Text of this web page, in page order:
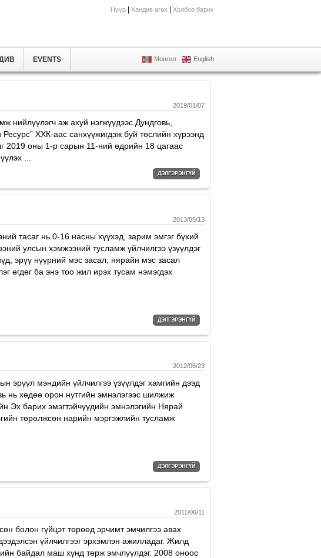
Монгол English
Нүүр Хандив өгөх Холбоо барих
EVENTS
2019/01/07
аж ахуй нэгжүүдээс Дундговь,
ХХК-аас санхүүжигдэж буй төслийн хүрээнд
2019 оны 1-р сарын 11-ний өдрийн 18 цагаас
...
ДЭЛГЭРЭНГҮЙ
2013/05/13
тасаг нь 0-16 насны хүүхэд, зарим эмгэг бүхий
улсын хэмжээний тусламж үйлчилгээ үзүүлдэг
эрүү нүүрний мэс засал, нярайн мэс засал
өгдөг ба энэ тоо жил ирэх тусам нэмэгдэх
ДЭЛГЭРЭНГҮЙ
2012/06/23
мэндийн үйлчилгээ үзүүлдэг хамгийн дээд
нь хөдөө орон нутгийн эмнэлэгээс шилжиж
Эх барих эмэгтэйчүүдийн эмнэлэгийн Нярай
төрөлжсөн нарийн мэргэжлийн тусламж
ДЭЛГЭРЭНГҮЙ
2011/06/11
болон гүйцэт төрөөд эрчимт эмчилгээ авах
үйлчилгээг эрхэмлэн ажилладаг. Жилд
байдал маш хүнд төрж эмчлүүлдэг. 2008 оноос